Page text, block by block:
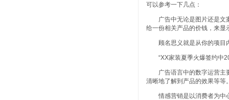
可以参考一下几点：
广告中无论是图片还是文案
给一份相关产品的价钱，来显
顾名思义就是从你的项目内
“XX家装夏季火爆签约中20
广告语言中的数字运营主要
清晰地了解到产品的效果等等
情感营销是以消费者为中心